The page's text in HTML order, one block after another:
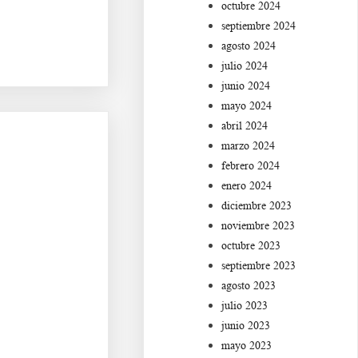
octubre 2024
septiembre 2024
agosto 2024
julio 2024
junio 2024
mayo 2024
abril 2024
marzo 2024
febrero 2024
enero 2024
diciembre 2023
noviembre 2023
octubre 2023
septiembre 2023
agosto 2023
julio 2023
junio 2023
mayo 2023